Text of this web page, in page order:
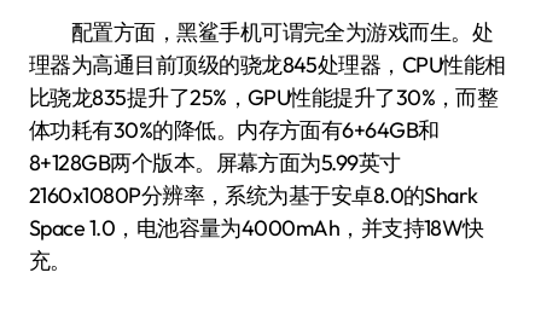
配置方面，黑鲨手机可谓完全为游戏而生。处
理器为高通目前顶级的骁龙845处理器，CPU性能相
比骁龙835提升了25%，GPU性能提升了30%，而整
体功耗有30%的降低。内存方面有6+64GB和
8+128GB两个版本。屏幕方面为5.99英寸
2160x1080P分辨率，系统为基于安卓8.0的Shark
Space 1.0，电池容量为4000mAh，并支持18W快
充。